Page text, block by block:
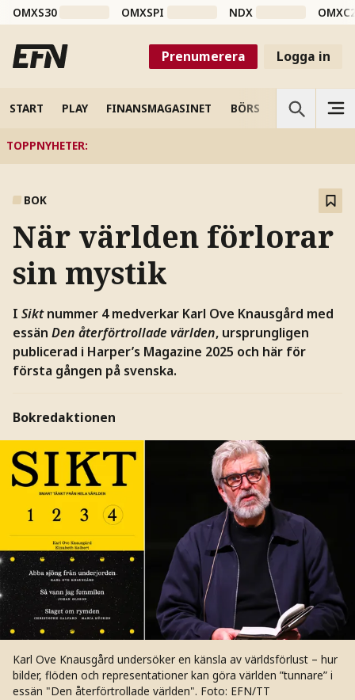
OMXS30 OMXSPI NDX
Prenumerera Logga in
START PLAY FINANSMAGASINET BÖRS VETENSKAP
TOPPNYHETER:
BOK
När världen förlorar
sin mystik
I Siktnummer 4 medverkar Karl Ove Knausgård med
essän Den återförtrollade världen, ursprungligen
publicerad i Harper’s Magazine 2025 och här för
första gången på svenska.
Bokredaktionen
Karl Ove Knausgård undersöker en känsla av världsförlust – hur
bilder, flöden och representationer kan göra världen ”tunnare” i
essän "Den återförtrollade världen". Foto: EFN/TT